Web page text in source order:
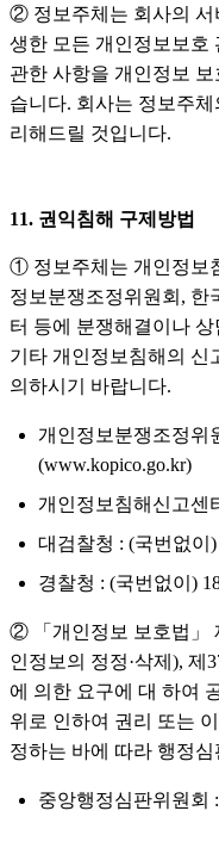
② 정보주체는 회사의 서
생한 모든 개인정보보호
관한 사항을 개인정보
습니다. 회사는 정보주
리해드릴 것입니다.
11. 권익침해 구제방법
① 정보주체는 개인정보
정보분쟁조정위원회, 한
터 등에 분쟁해결이나
기타 개인정보침해의 신
의하시기 바랍니다.
개인정보분쟁조정위
(www.kopico.go.kr)
개인정보침해신고센
대검찰청 : (국번없이)
경찰청 : (국번없이)
② 「개인정보 보호법」
인정보의 정정·삭제), 제
에 의한 요구에 대 하여
위로 인하여 권리 또는
정하는 바에 따라 행정
중앙행정심판위원회